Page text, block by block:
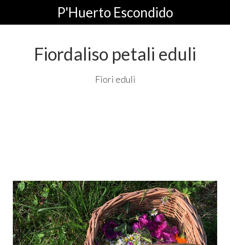
P'Huerto Escondido
Fiordaliso petali eduli
Fiori eduli